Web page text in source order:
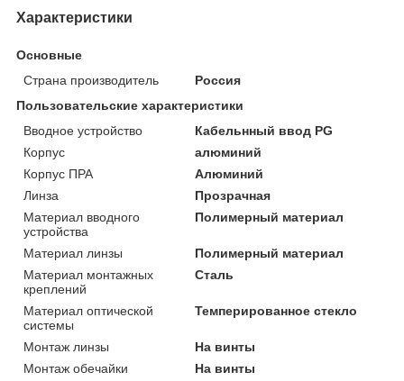
Характеристики
Основные
Страна производитель
Россия
Пользовательские характеристики
Вводное устройство
Кабельнный ввод PG
Корпус
алюминий
Корпус ПРА
Алюминий
Линза
Прозрачная
Материал вводного
устройства
Полимерный материал
Материал линзы
Полимерный материал
Материал монтажных
креплений
Сталь
Материал оптической
системы
Темперированное стекло
Монтаж линзы
На винты
Монтаж обечайки
На винты